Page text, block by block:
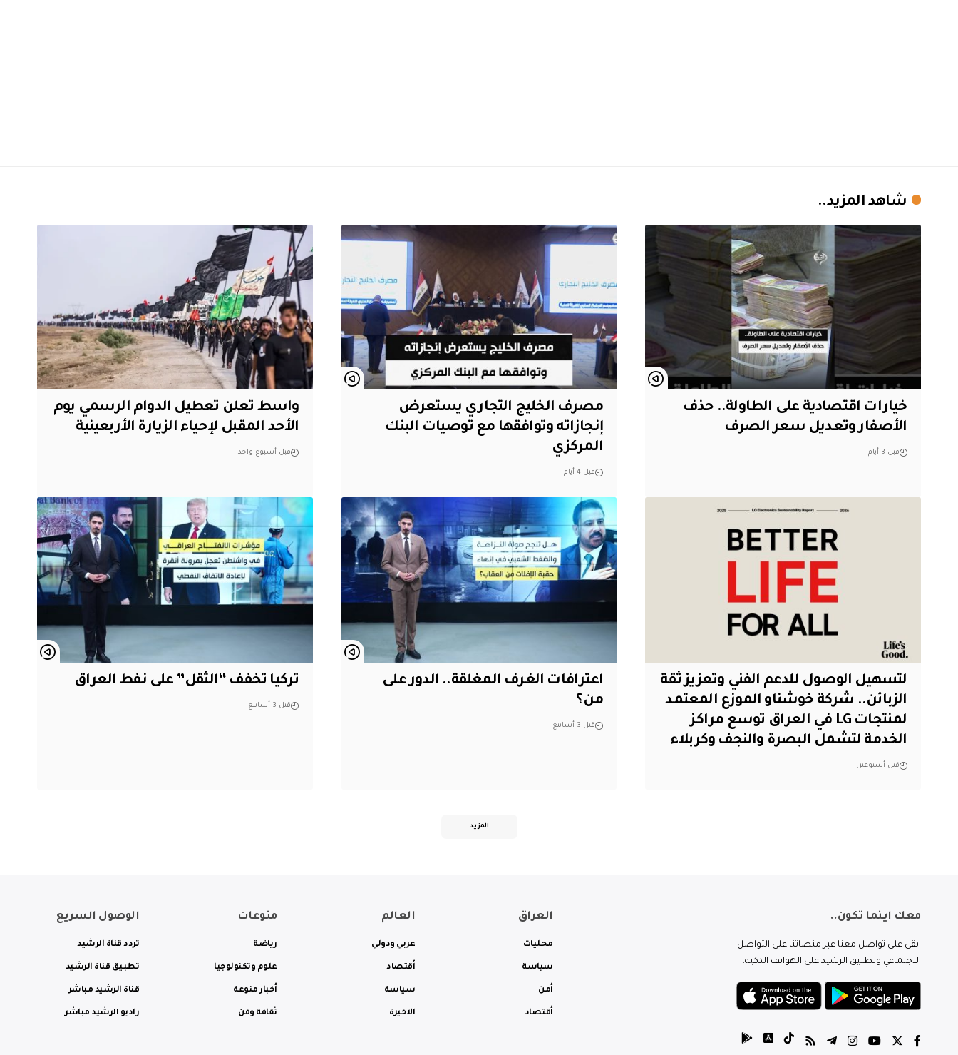
شاهد المزيد..
خيارات اقتصادية على الطاولة.. حذف
الأصفار وتعديل سعر الصرف
قبل 3 أيام
مصرف الخليج التجاري يستعرض
إنجازاته وتوافقها مع توصيات البنك
المركزي
قبل 4 أيام
واسط تعلن تعطيل الدوام الرسمي يوم
الأحد المقبل لإحياء الزيارة الأربعينية
قبل أسبوع واحد
لتسهيل الوصول للدعم الفني وتعزيز ثقة
الزبائن.. شركة خوشناو الموزع المعتمد
لمنتجات LG في العراق توسع مراكز
الخدمة لتشمل البصرة والنجف وكربلاء
قبل أسبوعين
اعترافات الغرف المغلقة.. الدور على
من؟
قبل 3 أسابيع
تركيا تخفف “الثقل” على نفط العراق
قبل 3 أسابيع
المزيد
معك اينما تكون..
ابقى على تواصل معنا عبر منصاتنا على التواصل
الاجتماعي وتطبيق الرشيد على الهواتف الذكية.
العراق
محليات
سياسة
أمن
أقتصاد
العالم
عربي ودولي
أقتصاد
سياسة
الاخيرة
منوعات
رياضة
علوم وتكنولوجيا
أخبار منوعة
ثقافة وفن
الوصول السريع
تردد قناة الرشيد
تطبيق قناة الرشيد
قناة الرشيد مباشر
راديو الرشيد مباشر